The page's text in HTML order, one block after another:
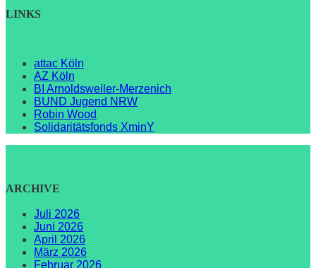
LINKS
attac Köln
AZ Köln
BI Arnoldsweiler-Merzenich
BUND Jugend NRW
Robin Wood
Solidaritätsfonds XminY
ARCHIVE
Juli 2026
Juni 2026
April 2026
März 2026
Februar 2026